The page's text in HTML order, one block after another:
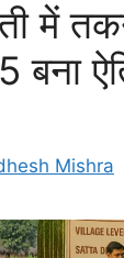
में
Mishra